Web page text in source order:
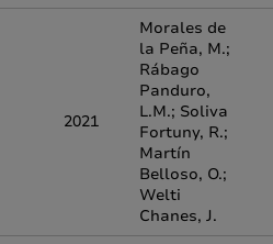
2021
Morales de
la Peña, M.;
Rábago
Panduro,
L.M.; Soliva
Fortuny, R.;
Martín
Belloso, O.;
Welti
Chanes, J.